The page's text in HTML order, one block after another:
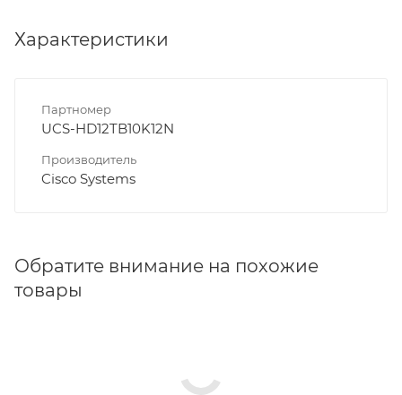
Характеристики
Партномер
UCS-HD12TB10K12N
Производитель
Cisco Systems
Обратите внимание на похожие
товары